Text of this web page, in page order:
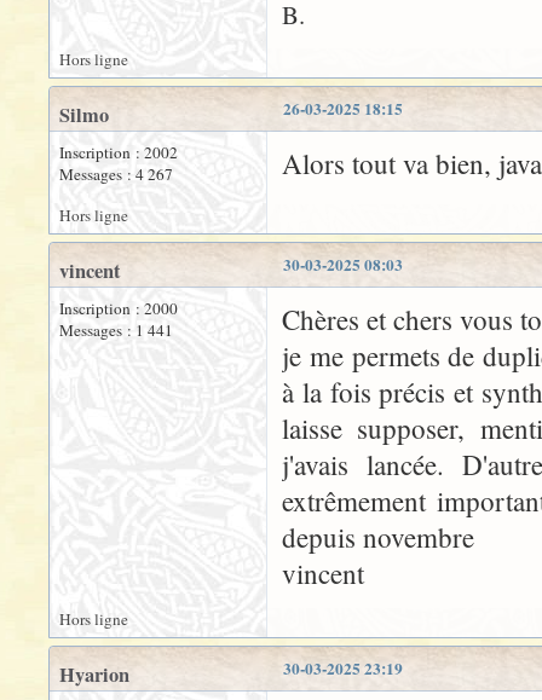
B.
Hors ligne
26-03-2025 18:15
Silmo
Inscription : 2002
Messages : 4 267
Alors tout va bien,
Hors ligne
30-03-2025 08:03
vincent
Inscription : 2000
Messages : 1 441
Chères et chers vous
je me permets de
à la fois précis et
laisse supposer,
j'avais lancée.
extrêmement
depuis novembre
vincent
Hors ligne
30-03-2025 23:19
Hyarion